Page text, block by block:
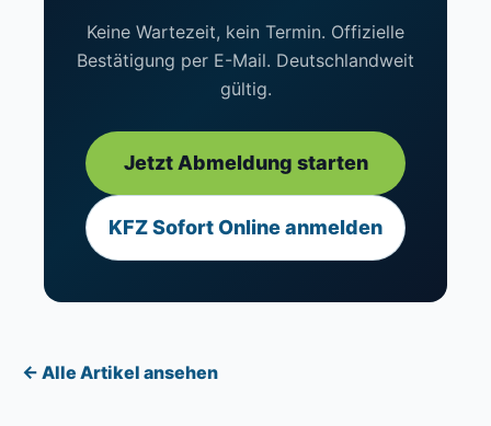
Keine Wartezeit, kein Termin. Offizielle
Bestätigung per E-Mail. Deutschlandweit
gültig.
Jetzt Abmeldung starten
KFZ Sofort Online anmelden
← Alle Artikel ansehen